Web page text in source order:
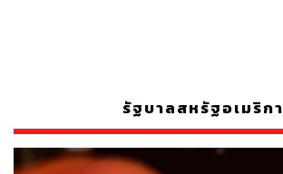
รัฐบาลสหรัฐอเมริกา